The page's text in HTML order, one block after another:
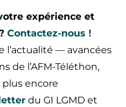
expérience et
Contactez-nous !
l’actualité — avancées
de l’AFM-Téléthon,
encore
du GI LGMD et